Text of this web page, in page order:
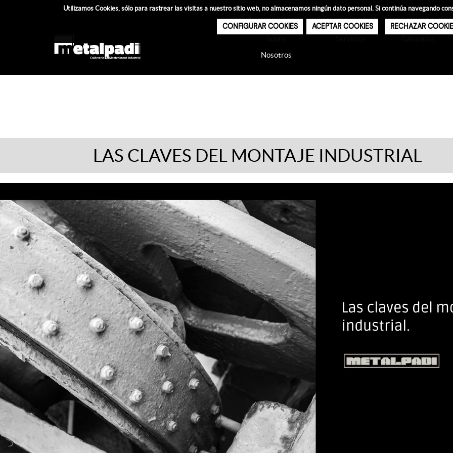
Utilizamos Cookies, sólo para rastrear las visitas a nuestro sitio web, no almacenamos ningún dato personal. Si continúa navegando
CONFIGURAR COOKIES ACEPTAR COOKIES RECHAZAR
Nosotros
LAS CLAVES DEL MONTAJE INDUSTRIAL